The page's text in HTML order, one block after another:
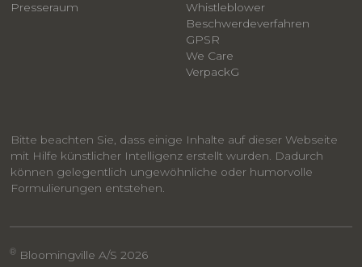
Presseraum
Whistleblower
​Beschwerdeverfahren
GPSR
We Care
VerpackG
Bitte beachten Sie, dass einige Inhalte auf dieser Webseite
mit Hilfe künstlicher Intelligenz erstellt wurden. Dadurch
können gelegentlich ungewöhnliche oder humorvolle
Formulierungen entstehen.
® Bloomingville A/S 2026